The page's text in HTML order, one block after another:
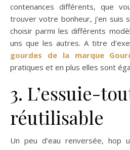
contenances différents, que
trouver votre bonheur, j’en suis
choisir parmi les différents
uns que les autres. A titre
gourdes de la marque
pratiques et en plus elles sont
3. L’essuie-
réutilisable
Un peu d’eau renversée, hop